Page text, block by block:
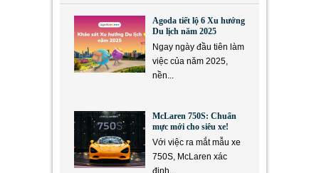
Agoda tiết lộ 6 Xu hướng
Du lịch năm 2025
Ngay ngày đầu tiên làm
việc của năm 2025,
nền...
McLaren 750S: Chuẩn
mực mới cho siêu xe!
Với việc ra mắt mẫu xe
750S, McLaren xác
định...